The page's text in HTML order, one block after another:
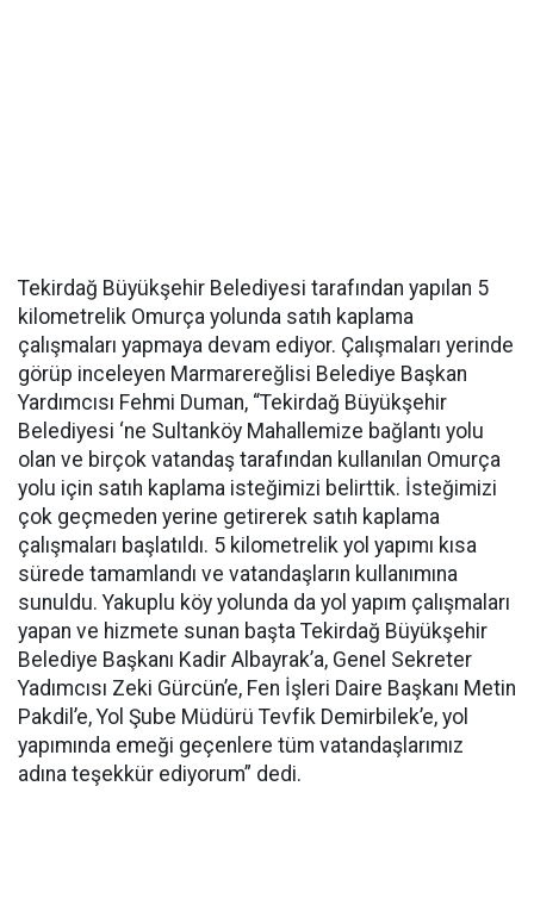
Tekirdağ Büyükşehir Belediyesi tarafından yapılan 5
kilometrelik Omurça yolunda satıh kaplama
çalışmaları yapmaya devam ediyor. Çalışmaları yerinde
görüp inceleyen Marmarereğlisi Belediye Başkan
Yardımcısı Fehmi Duman, “Tekirdağ Büyükşehir
Belediyesi ‘ne Sultanköy Mahallemize bağlantı yolu
olan ve birçok vatandaş tarafından kullanılan Omurça
yolu için satıh kaplama isteğimizi belirttik. İsteğimizi
çok geçmeden yerine getirerek satıh kaplama
çalışmaları başlatıldı. 5 kilometrelik yol yapımı kısa
sürede tamamlandı ve vatandaşların kullanımına
sunuldu. Yakuplu köy yolunda da yol yapım çalışmaları
yapan ve hizmete sunan başta Tekirdağ Büyükşehir
Belediye Başkanı Kadir Albayrak’a, Genel Sekreter
Yadımcısı Zeki Gürcün’e, Fen İşleri Daire Başkanı Metin
Pakdil’e, Yol Şube Müdürü Tevfik Demirbilek’e, yol
yapımında emeği geçenlere tüm vatandaşlarımız
adına teşekkür ediyorum” dedi.